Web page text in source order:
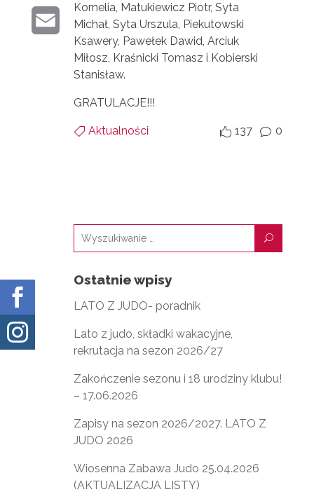


E
E
Kornelia, Matukiewicz Piotr, Syta
Michał, Syta Urszula, Piekutowski
Ksawery, Pawełek Dawid, Arciuk
Miłosz, Kraśnicki Tomasz i Kobierski
Stanisław.
GRATULACJE!!!
 Aktualności  137 v 0
U
Ostatnie wpisy
LATO Z JUDO- poradnik
Lato z judo, składki wakacyjne,
rekrutacja na sezon 2026/27
Zakończenie sezonu i 18 urodziny klubu!
– 17.06.2026
Zapisy na sezon 2026/2027. LATO Z
JUDO 2026
Wiosenna Zabawa Judo 25.04.2026
(AKTUALIZACJA LISTY)